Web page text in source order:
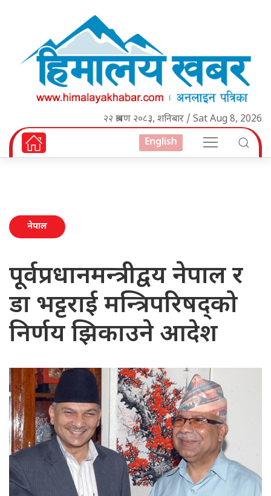
२२ श्रावण २०८३, शनिबार / Sat Aug 8, 2026
English
नेपाल
पूर्वप्रधानमन्त्रीद्वय नेपाल र
डा भट्टराई मन्त्रिपरिषद्को
निर्णय झिकाउने आदेश